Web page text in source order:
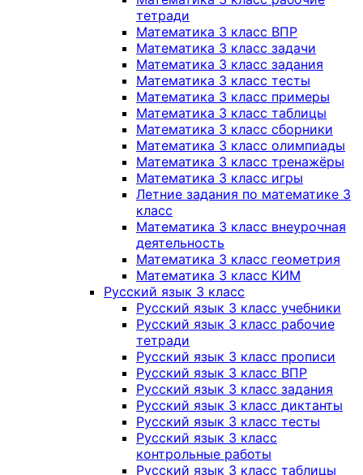
тетради
Математика 3 класс ВПР
Математика 3 класс задачи
Математика 3 класс задания
Математика 3 класс тесты
Математика 3 класс примеры
Математика 3 класс таблицы
Математика 3 класс сборники
Математика 3 класс олимпиады
Математика 3 класс тренажёры
Математика 3 класс игры
Летние задания по математике 3
класс
Математика 3 класс внеурочная
деятельность
Математика 3 класс геометрия
Математика 3 класс КИМ
Русский язык 3 класс
Русский язык 3 класс учебники
Русский язык 3 класс рабочие
тетради
Русский язык 3 класс прописи
Русский язык 3 класс ВПР
Русский язык 3 класс задания
Русский язык 3 класс диктанты
Русский язык 3 класс тесты
Русский язык 3 класс
контрольные работы
Русский язык 3 класс таблицы